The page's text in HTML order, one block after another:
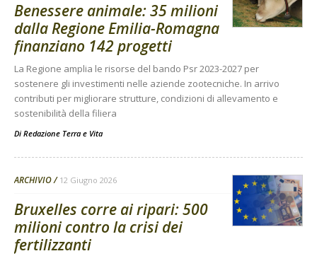
Benessere animale: 35 milioni
dalla Regione Emilia-Romagna
finanziano 142 progetti
La Regione amplia le risorse del bando Psr 2023-2027 per
sostenere gli investimenti nelle aziende zootecniche. In arrivo
contributi per migliorare strutture, condizioni di allevamento e
sostenibilità della filiera
Di Redazione Terra e Vita
ARCHIVIO 12 Giugno 2026
Bruxelles corre ai ripari: 500
milioni contro la crisi dei
fertilizzanti